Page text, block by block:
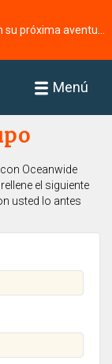
Menú
Oceanwide
el siguiente
usted lo antes